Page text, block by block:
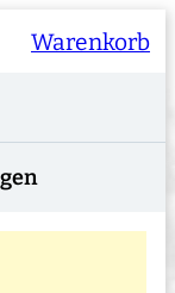
Warenkorb